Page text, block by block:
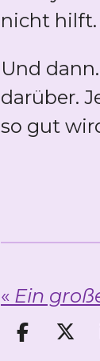
nicht hilft.
Und
darüber.
so gut
« Ein
T
T